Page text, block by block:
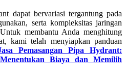
dapat bervariasi tergantung pada
serta kompleksitas jaringan
membantu Anda menghitung
kami telah menyiapkan panduan
Pemasangan Pipa Hydrant:
Biaya dan Memilih